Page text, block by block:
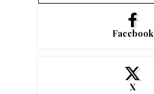
Facebook
X